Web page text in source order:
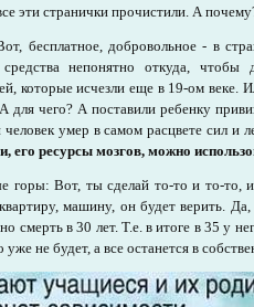
эти странички прочистили. А
бесплатное, добровольное - в
непонятно откуда, чтобы
которые исчезли еще в 19-ом веке.
чего? А поставили ребенку
человек умер в самом расцвете сил и
его ресурсы мозгов, можно
горы: Вот, ты сделай то-то и то-то,
машину, он будет верить.
смерть в 30 лет. Т.е. в итоге в 35 у
не будет, а все останется в